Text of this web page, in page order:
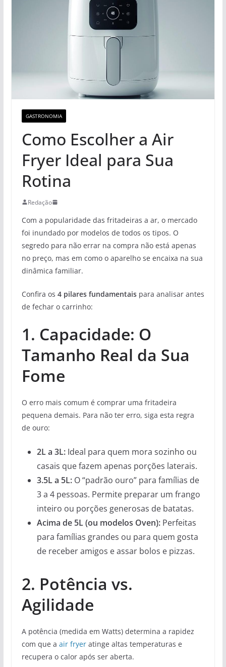
GASTRONOMIA
Como Escolher a Air
Fryer Ideal para Sua
Rotina
Redação
Com a popularidade das fritadeiras a ar, o mercado
foi inundado por modelos de todos os tipos. O
segredo para não errar na compra não está apenas
no preço, mas em como o aparelho se encaixa na sua
dinâmica familiar.
Confira os 4 pilares fundamentaispara analisar antes
de fechar o carrinho:
1. Capacidade: O
Tamanho Real da Sua
Fome
O erro mais comum é comprar uma fritadeira
pequena demais. Para não ter erro, siga esta regra
de ouro:
2L a 3L:Ideal para quem mora sozinho ou
casais que fazem apenas porções laterais.
3.5L a 5L:O “padrão ouro” para famílias de
3 a 4 pessoas. Permite preparar um frango
inteiro ou porções generosas de batatas.
Acima de 5L (ou modelos Oven):Perfeitas
para famílias grandes ou para quem gosta
de receber amigos e assar bolos e pizzas.
2. Potência vs.
Agilidade
A potência (medida em Watts) determina a rapidez
com que a air fryeratinge altas temperaturas e
recupera o calor após ser aberta.